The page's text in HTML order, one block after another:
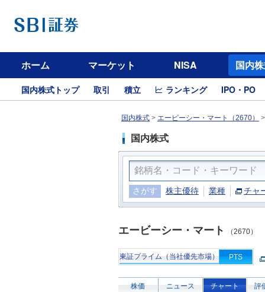
ホーム マーケット NISA 国内
国内株式トップ 取引 積立 ランキング IPO・PO
国内株式 > エービーシー・マート（2670）
国内株式
さがす 株主優待 業種 チャ
エービーシー・マート （2670）
東証プライム（当社優先市場） PTS
株価 ニュース チャート 評